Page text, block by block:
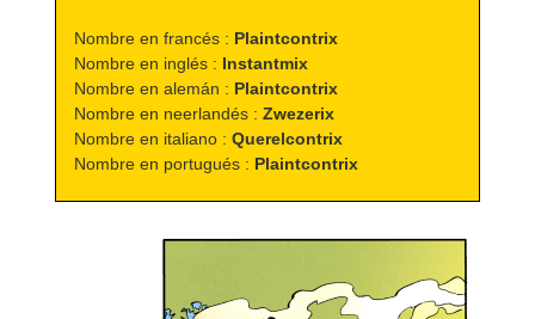
Nombre en francés : Plaintcontrix
Nombre en inglés : Instantmix
Nombre en alemán : Plaintcontrix
Nombre en neerlandés : Zwezerix
Nombre en italiano : Querelcontrix
Nombre en portugués : Plaintcontrix